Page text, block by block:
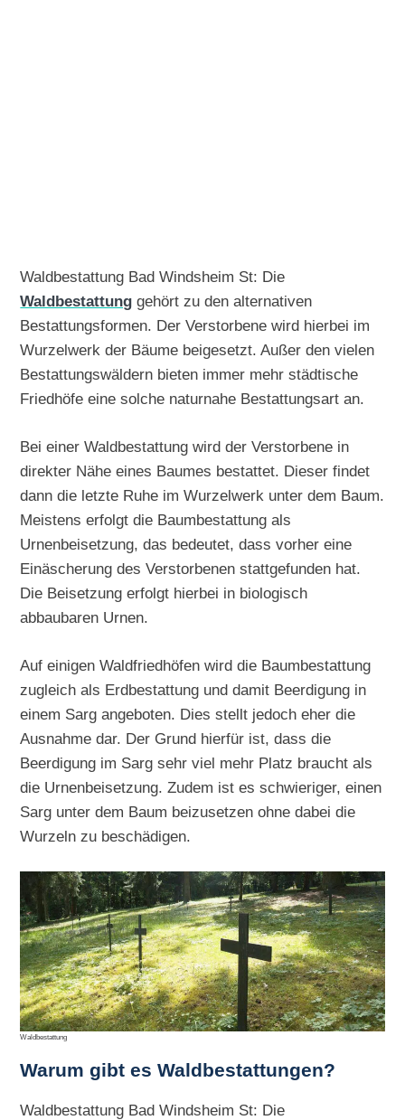
Waldbestattung Bad Windsheim St: Die
Waldbestattung gehört zu den alternativen
Bestattungsformen. Der Verstorbene wird hierbei im
Wurzelwerk der Bäume beigesetzt. Außer den vielen
Bestattungswäldern bieten immer mehr städtische
Friedhöfe eine solche naturnahe Bestattungsart an.
Bei einer Waldbestattung wird der Verstorbene in
direkter Nähe eines Baumes bestattet. Dieser findet
dann die letzte Ruhe im Wurzelwerk unter dem Baum.
Meistens erfolgt die Baumbestattung als
Urnenbeisetzung, das bedeutet, dass vorher eine
Einäscherung des Verstorbenen stattgefunden hat.
Die Beisetzung erfolgt hierbei in biologisch
abbaubaren Urnen.
Auf einigen Waldfriedhöfen wird die Baumbestattung
zugleich als Erdbestattung und damit Beerdigung in
einem Sarg angeboten. Dies stellt jedoch eher die
Ausnahme dar. Der Grund hierfür ist, dass die
Beerdigung im Sarg sehr viel mehr Platz braucht als
die Urnenbeisetzung. Zudem ist es schwieriger, einen
Sarg unter dem Baum beizusetzen ohne dabei die
Wurzeln zu beschädigen.
Waldbestattung
Warum gibt es Waldbestattungen?
Waldbestattung Bad Windsheim St: Die